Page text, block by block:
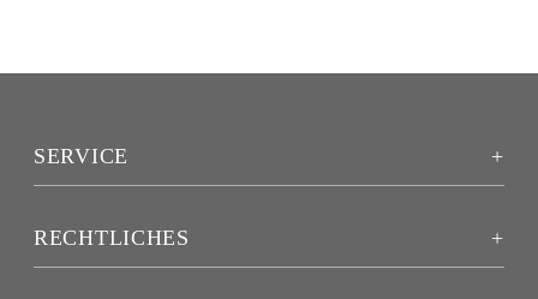
SERVICE
RECHTLICHES